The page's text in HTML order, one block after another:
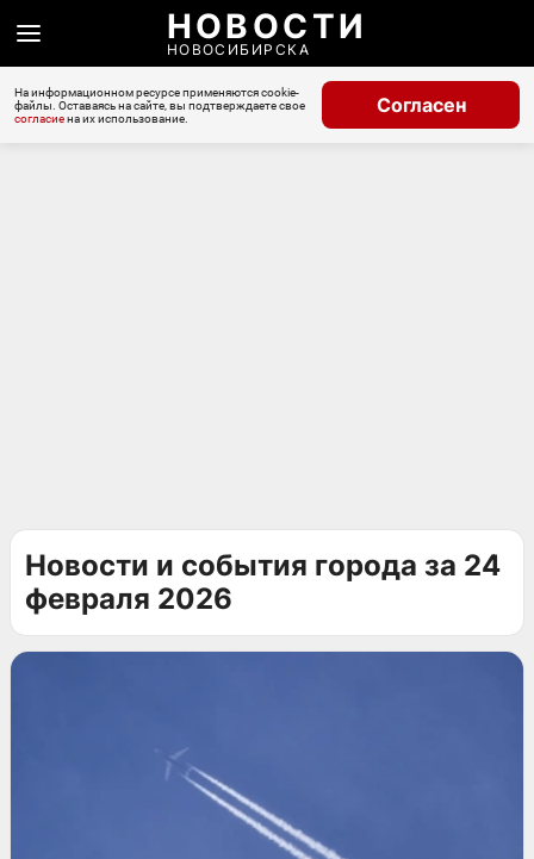
НОВОСТИ
НОВОСИБИРСКА
На информационном ресурсе применяются cookie-
файлы. Оставаясь на сайте, вы подтверждаете свое
согласиена их использование.
Согласен
Новости и события города за 24
февраля 2026